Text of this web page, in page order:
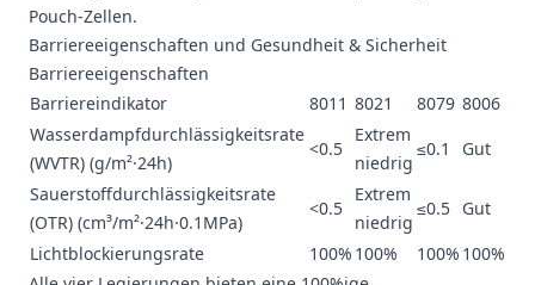
Pouch-Zellen.
Barriereeigenschaften und Gesundheit & Sicherheit
Barriereeigenschaften
Barriereindikator
8011 8021 8079 8006
Wasserdampfdurchlässigkeitsrate
(WVTR) (g/m²·24h)
<0.5
Extrem
niedrig
≤0.1
Gut
Sauerstoffdurchlässigkeitsrate
(OTR) (cm³/m²·24h·0.1MPa)
<0.5
Extrem
niedrig
≤0.5 Gut
Lichtblockierungsrate
100% 100% 100% 100%